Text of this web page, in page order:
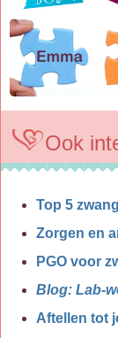
Ook
Top 5
Zorgen en
PGO voor
Blog: Lab-
Aftellen tot